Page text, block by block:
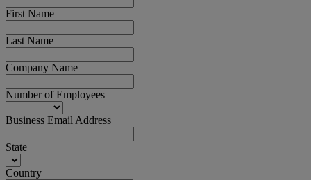
First Name
Last Name
Company Name
Number of Employees
Business Email Address
State
Country